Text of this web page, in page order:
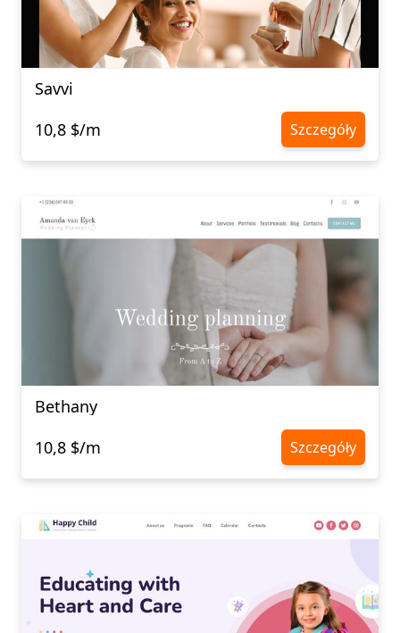
Savvi
10,8 $/m
Szczegóły
Bethany
10,8 $/m
Szczegóły